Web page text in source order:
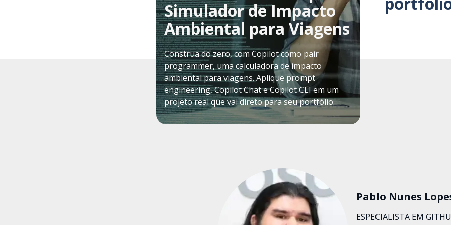
Simulador de Impacto
Ambiental para Viagens
Construa do zero, com Copilot como pair
programmer, uma calculadora de impacto
ambiental para viagens. Aplique prompt
engineering, Copilot Chat e Copilot CLI em um
projeto real que vai direto para seu portfólio.
Pablo Nunes
ESPECIALISTA EM